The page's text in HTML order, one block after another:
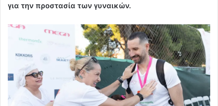
για την προστασία των γυναικών.